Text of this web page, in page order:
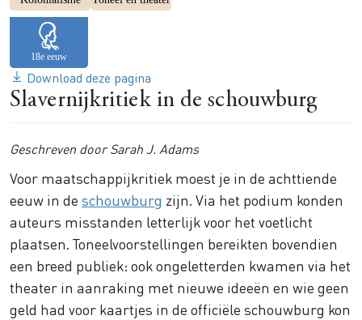
Download deze pagina
Slavernijkritiek in de schouwburg
Geschreven door Sarah J. Adams
Voor maatschappijkritiek moest je in de achttiende
eeuw in de schouwburg zijn. Via het podium konden
auteurs misstanden letterlijk voor het voetlicht
plaatsen. Toneelvoorstellingen bereikten bovendien
een breed publiek: ook ongeletterden kwamen via het
theater in aanraking met nieuwe ideeën en wie geen
geld had voor kaartjes in de officiële schouwburg kon